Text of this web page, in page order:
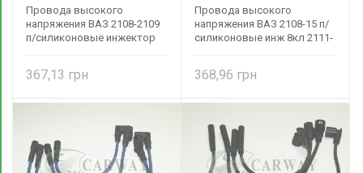
Провода высокого
напряжения ВАЗ 2108-2109
п/силиконовые инжектор
367,13
Провода высокого
напряжения ВАЗ 2108-15 п/
силиконовые инж 8кл 2111-
368,96